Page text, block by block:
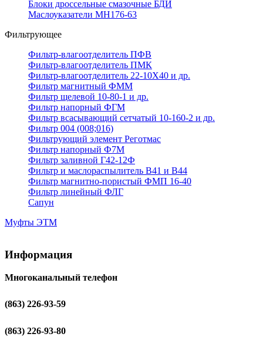
Блоки дроссельные смазочные БДИ
Маслоуказатели МН176-63
Фильтрующее
Фильтр-влагоотделитель ПФВ
Фильтр-влагоотделитель ПМК
Фильтр-влагоотделитель 22-10Х40 и др.
Фильтр магнитный ФММ
Фильтр щелевой 10-80-1 и др.
Фильтр напорный ФГМ
Фильтр всасывающий сетчатый 10-160-2 и др.
Фильтр 004 (008;016)
Фильтрующий элемент Реготмас
Фильтр напорный Ф7М
Фильтр заливной Г42-12Ф
Фильтр и маслораспылитель В41 и В44
Фильтр магнитно-пористый ФМП 16-40
Фильтр линейный ФЛГ
Сапун
Муфты ЭТМ
Информация
Многоканальный телефон
(863) 226-93-59
(863) 226-93-80